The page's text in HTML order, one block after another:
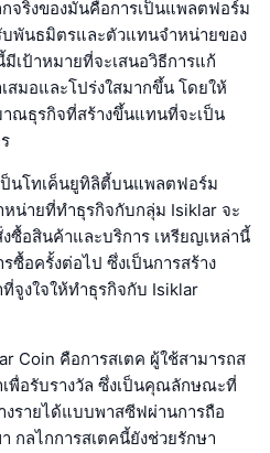
จริงของมันคือการเป็นแพลตฟอร์ม
พันธมิตรและตัวแทนจำหน่ายของ
เป้าหมายที่จะเสนอวิธีการแก้
มอและโปร่งใสมากขึ้น โดยให้
ณธุรกิจที่สร้างขึ้นแทนที่จะเป็น
ป็นโทเค็นยูทิลิตี้บนแพลตฟอร์ม
น่ายที่ทำธุรกิจกับกลุ่ม Isiklar จะ
ซื้อสินค้าและบริการ เหรียญเหล่านี้
ซื้อครั้งต่อไป ซึ่งเป็นการสร้าง
จูงใจให้ทำธุรกิจกับ Isiklar
Coin คือการสเตค ผู้ใช้สามารถส
เพื่อรับรางวัล ซึ่งเป็นคุณลักษณะที่
งรายได้แบบพาสซีฟผ่านการถือ
กลไกการสเตคนี้ยังช่วยรักษา